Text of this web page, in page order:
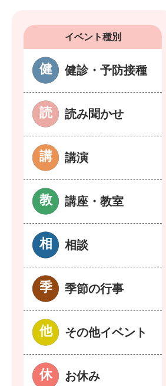
イベント種別
健診・予防接種
読み聞かせ
講演
講座・教室
相談
季節の行事
その他イベント
お休み